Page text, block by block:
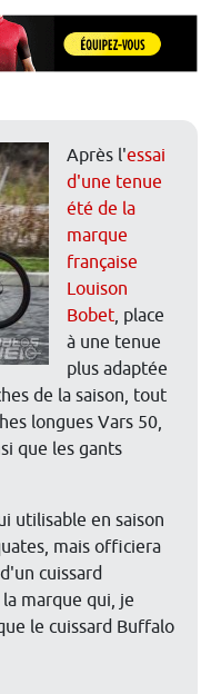
Après l'essai
d'une tenue
été de la
marque
française
Louison
Bobet, place
à une tenue
plus adaptée
de la saison, tout
longues Vars 50,
que les gants
utilisable en saison
mais officiera
cuissard
marque qui, je
le cuissard Buffalo